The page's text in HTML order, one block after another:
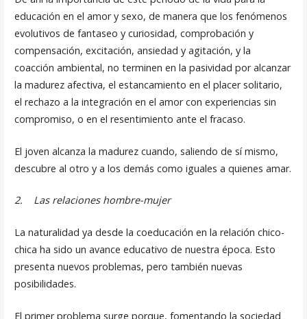
educación en el amor y sexo, de manera que los fenómenos
evolutivos de fantaseo y curiosidad, comprobación y
compensación, excitación, ansiedad y agitación, y la
coacción ambiental, no terminen en la pasividad por al­canzar
la madurez afectiva, el estancamiento en el placer solitario,
el rechazo a la integración en el amor con experiencias sin
compromiso, o en el resentimiento ante el fracaso.
El joven alcanza la madurez cuando, saliendo de sí mismo,
descubre al otro y a los demás como iguales a quienes amar.
2. Las relaciones hombre-mujer
La naturalidad ya desde la coeducación en la relación chico-
chica ha sido un avance educativo de nuestra época. Esto
presenta nuevos pro­blemas, pero también nuevas
posibilidades.
El primer problema surge porque, fomentando la sociedad